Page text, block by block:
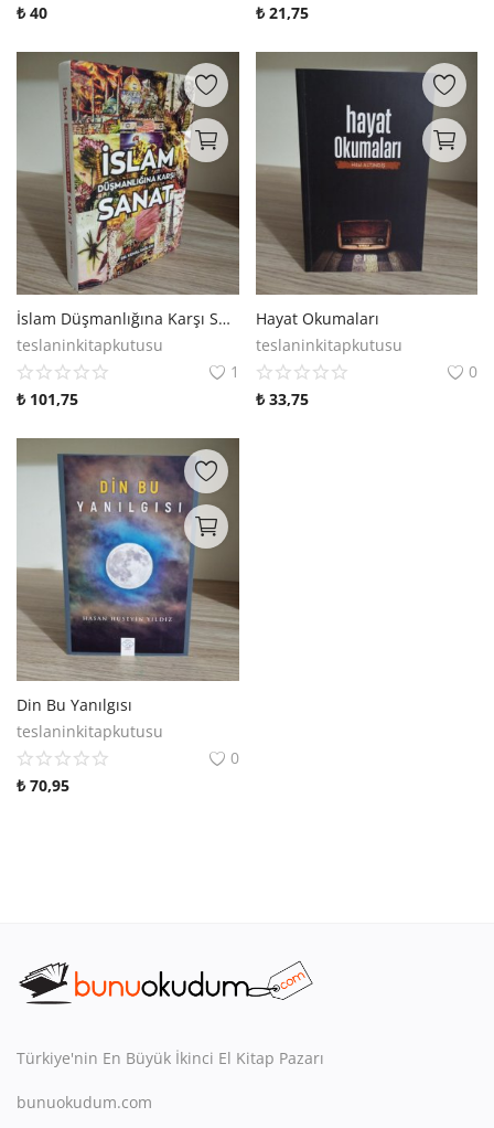
₺ 40
₺21,75
İslam Düşmanlığına Karşı Sanat / Dr. Kemal Sağlam
teslaninkitapkutusu
1
₺ 101,75
Hayat Okumaları
teslaninkitapkutusu
0
₺33,75
Din Bu Yanılgısı
teslaninkitapkutusu
0
₺ 70,95
Türkiye'nin En Büyük İkinci El Kitap Pazarı
bunuokudum.com